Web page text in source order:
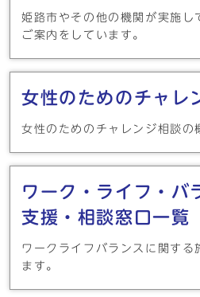
姫路市やその他の機関が実施し
ご案内をしています。
女性のためのチャレ
女性のためのチャレンジ相談の
ワーク・ライフ・バ
支援・相談窓口一覧
ワークライフバランスに関する
ます。